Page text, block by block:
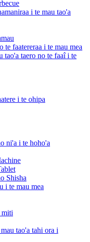
i te mau tao'a
te faatereraa i te mau mea
tao'a taero no te faaî i te
i te ohipa
ni'a i te hoho'a
Shisha
i te mau mea
miti
tao'a tahi ora i